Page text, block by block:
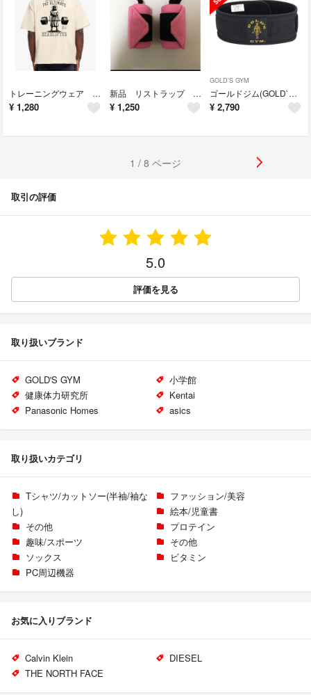
トレーニングウェア Tシャツ XL
¥ 1,280
新品 リストラップ 女性用 ピンク
¥ 1,250
GOLD'S GYM
ゴールドジム(GOLD`S GYM) ネオプレーンベルト G3335
¥ 2,790
1 / 8 ページ
取引の評価
5.0
評価を見る
取り扱いブランド
GOLD'S GYM
小学館
健康体力研究所
Kentai
Panasonic Homes
asics
取り扱いカテゴリ
Tシャツ/カットソー(半袖/袖な
し)
ファッション/美容
絵本/児童書
その他
プロテイン
趣味/スポーツ
その他
ソックス
ビタミン
PC周辺機器
お気に入りブランド
Calvin Klein
DIESEL
THE NORTH FACE